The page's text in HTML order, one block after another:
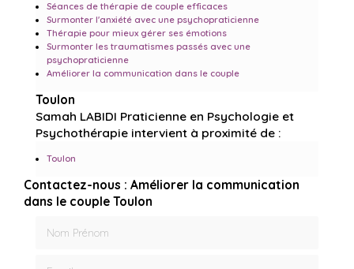
Séances de thérapie de couple efficaces
Surmonter l'anxiété avec une psychopraticienne
Thérapie pour mieux gérer ses émotions
Surmonter les traumatismes passés avec une
psychopraticienne
Améliorer la communication dans le couple
Toulon
Samah LABIDI Praticienne en Psychologie et
Psychothérapie intervient à proximité de :
Toulon
Contactez-nous : Améliorer la communication
dans le couple Toulon